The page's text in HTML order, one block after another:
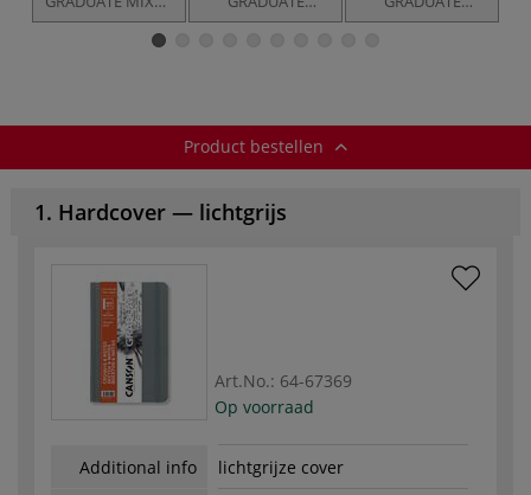
MEDIA papierblok
— zwart papier
LETTERING LETTERING
Product bestellen
1. Hardcover — lichtgrijs
Art.No.: 64-67369
Op voorraad
Additional info lichtgrijze cover